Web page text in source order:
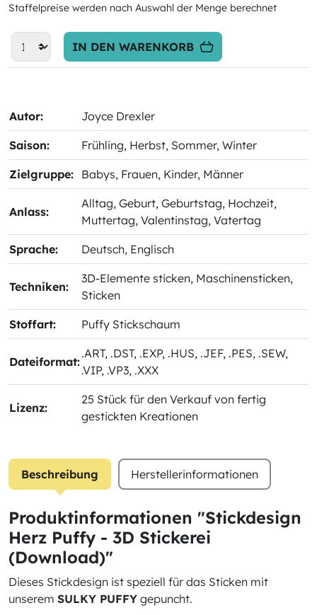
Staffelpreise werden nach Auswahl der Menge berechnet
IN DEN WARENKORB
Autor: Joyce Drexler
Saison: Frühling, Herbst, Sommer, Winter
Zielgruppe: Babys, Frauen, Kinder, Männer
Anlass:
Alltag, Geburt, Geburtstag, Hochzeit,
Muttertag, Valentinstag, Vatertag
Sprache: Deutsch, Englisch
Techniken:
3D-Elemente sticken, Maschinensticken,
Sticken
Stoffart: Puffy Stickschaum
Dateiformat:
.ART, .DST, .EXP, .HUS, .JEF, .PES, .SEW,
.VIP, .VP3, .XXX
Lizenz:
25 Stück für den Verkauf von fertig
gestickten Kreationen
Beschreibung Herstellerinformationen
Produktinformationen "Stickdesign
Herz Puffy - 3D Stickerei
(Download)"
Dieses Stickdesign ist speziell für das Sticken mit
unserem SULKY PUFFY gepuncht.